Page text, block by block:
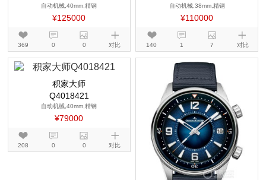
自动机械,40mm,精钢
¥125000
369 0 0 对比
自动机械,38mm,精钢
¥110000
140 1 7 对比
积家大师
Q4018421
自动机械,40mm,精钢
¥79000
208 0 0 对比